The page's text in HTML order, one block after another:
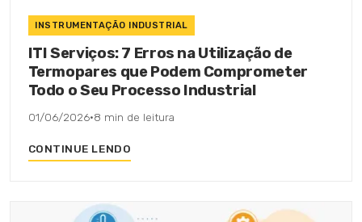
INSTRUMENTAÇÃO INDUSTRIAL
ITI Serviços: 7 Erros na Utilização de
Termopares que Podem Comprometer
Todo o Seu Processo Industrial
01/06/2026·8 min de leitura
CONTINUE LENDO